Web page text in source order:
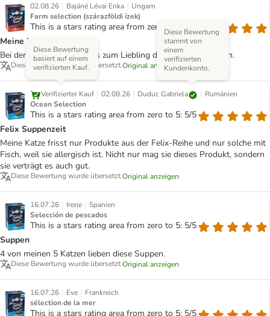
02.08.26 | Bajáné Lévai Erika | Ungarn
Farm selection (szárazföldi ízek)
This is a stars rating area from zero to 5: 5/5
Meine Katzen mögen es
Bei der Sommerhitze ist es zum Liebling der Katzen geworden.
Diese Bewertung wurde übersetzt.Original anzeigen
Verifizierter Kauf
Diese Bewertung
basiert auf einem
verifizierten Kauf.
| 02.08.26 | Duduc Gabriela
Diese Bewertung
stammt von
einem
verifizierten
Kundenkonto.
| Rumänien
Ocean Selection
This is a stars rating area from zero to 5: 5/5
Felix Suppenzeit
Meine Katze frisst nur Produkte aus der Felix-Reihe und nur solche mit
Fisch, weil sie allergisch ist. Nicht nur mag sie dieses Produkt, sondern
sie verträgt es auch gut.
Diese Bewertung wurde übersetzt.Original anzeigen
16.07.26 | Irene | Spanien
Selección de pescados
This is a stars rating area from zero to 5: 5/5
Suppen
4 von meinen 5 Katzen lieben diese Suppen.
Diese Bewertung wurde übersetzt.Original anzeigen
16.07.26 | Eve | Frankreich
sélection de la mer
This is a stars rating area from zero to 5: 5/5